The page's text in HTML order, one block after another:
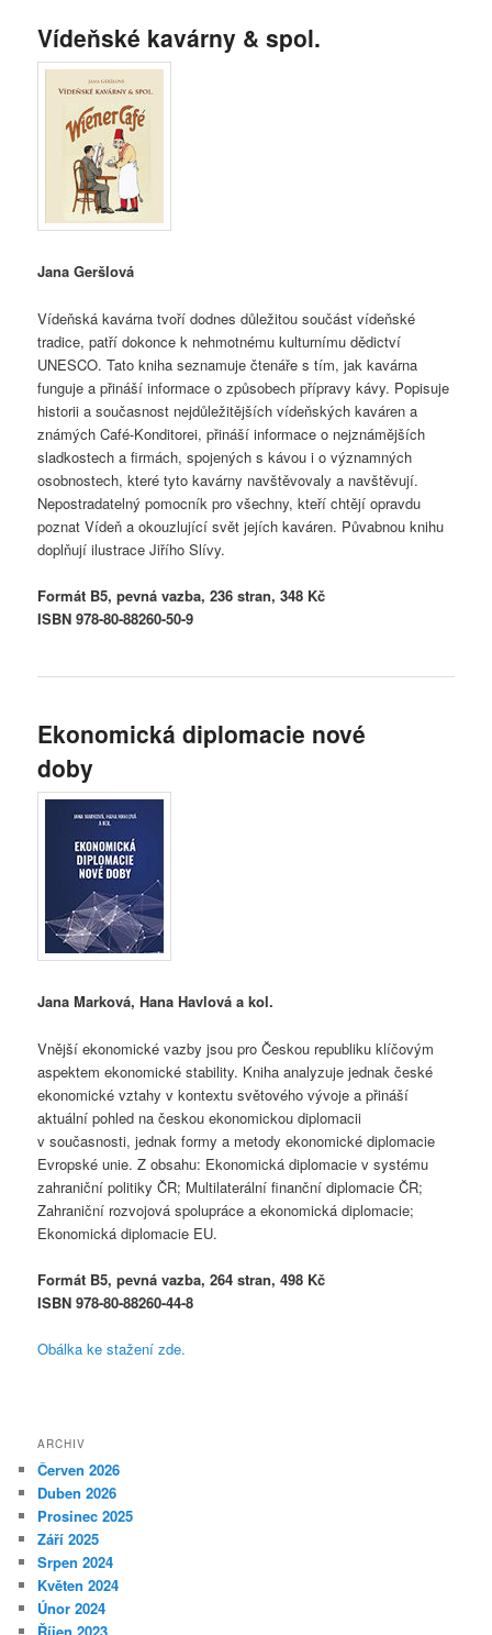
Vídeňské kavárny & spol.
Jana Geršlová
Vídeňská kavárna tvoří dodnes důležitou součást vídeňské
tradice, patří dokonce k nehmotnému kulturnímu dědictví
UNESCO. Tato kniha seznamuje čtenáře s tím, jak kavárna
funguje a přináší informace o způsobech přípravy kávy. Popisuje
historii a současnost nejdůležitějších vídeňských kaváren a
známých Café-Konditorei, přináší informace o nejznámějších
sladkostech a firmách, spojených s kávou i o významných
osobnostech, které tyto kavárny navštěvovaly a navštěvují.
Nepostradatelný pomocník pro všechny, kteří chtějí opravdu
poznat Vídeň a okouzlující svět jejích kaváren. Půvabnou knihu
doplňují ilustrace Jiřího Slívy.
Formát B5, pevná vazba, 236 stran, 348 Kč
ISBN 978-80-88260-50-9
Ekonomická diplomacie nové
doby
Jana Marková, Hana Havlová a kol.
Vnější ekonomické vazby jsou pro Českou republiku klíčovým
aspektem ekonomické stability. Kniha analyzuje jednak české
ekonomické vztahy v kontextu světového vývoje a přináší
aktuální pohled na českou ekonomickou diplomacii
v současnosti, jednak formy a metody ekonomické diplomacie
Evropské unie. Z obsahu: Ekonomická diplomacie v systému
zahraniční politiky ČR; Multilaterální finanční diplomacie ČR;
Zahraniční rozvojová spolupráce a ekonomická diplomacie;
Ekonomická diplomacie EU.
Formát B5, pevná vazba, 264 stran, 498 Kč
ISBN 978-80-88260-44-8
Obálka ke stažení zde.
ARCHIV
Červen 2026
Duben 2026
Prosinec 2025
Září 2025
Srpen 2024
Květen 2024
Únor 2024